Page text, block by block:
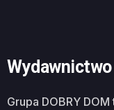
Grupa DOBRY